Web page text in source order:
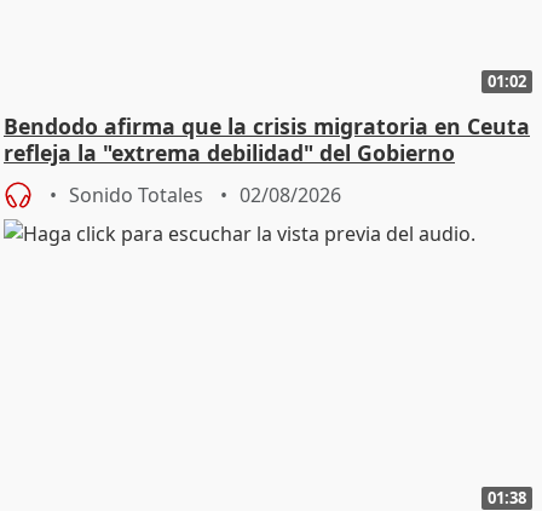
01:02
Bendodo afirma que la crisis migratoria en Ceuta
refleja la "extrema debilidad" del Gobierno
Sonido Totales 02/08/2026
01:38